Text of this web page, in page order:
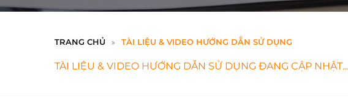
TRANG CHỦ TÀI LIỆU & VIDEO HƯỚNG DẪN SỬ DỤNG
TÀI LIỆU & VIDEO HƯỚNG DẪN SỬ DỤNG ĐANG CẬP NHẬT...